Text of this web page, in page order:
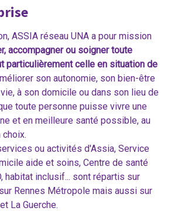
ASSIA réseau UNA a pour mission
accompagner ou soigner toute
particulièrement celle en situation de
son autonomie, son bien-être
à son domicile ou dans son lieu de
toute personne puisse vivre une
et en meilleure santé possible, au
ou activités d'Assia, Service
aide et soins, Centre de santé
habitat inclusif... sont répartis sur
Rennes Métropole mais aussi sur
La Guerche.